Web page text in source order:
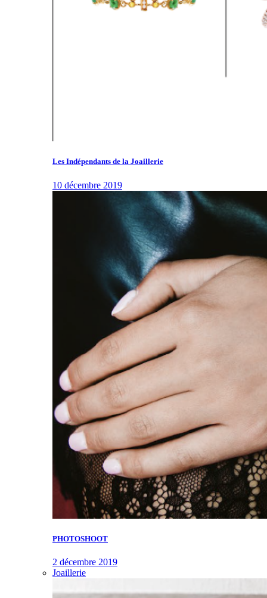
Les Indépendants de la Joaillerie
10 décembre 2019
PHOTOSHOOT
2 décembre 2019
Joaillerie